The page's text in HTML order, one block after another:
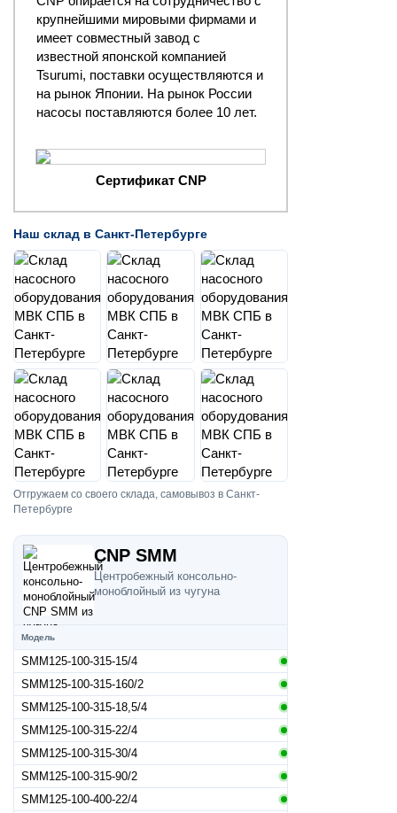
крупнейшими мировыми фирмами и
имеет совместный завод с
известной японской компанией
Tsurumi, поставки осуществляются и
на рынок Японии. На рынок России
насосы поставляются более 10 лет.
Сертификат CNP
Наш склад в Санкт-Петербурге
Отгружаем со своего склада, самовывоз в Санкт-
Петербурге
CNP SMM
Центробежный консольно-
моноблойный из чугуна
Модель
SMM125-100-315-15/4
SMM125-100-315-160/2
SMM125-100-315-18,5/4
SMM125-100-315-22/4
SMM125-100-315-30/4
SMM125-100-315-90/2
SMM125-100-400-22/4